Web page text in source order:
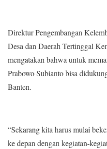
Direktur Pengembangan
Desa dan Daerah Tertinggal
mengatakan bahwa untuk
Prabowo Subianto bisa
Banten.
“Sekarang kita harus mulai
ke depan dengan kegiatan-